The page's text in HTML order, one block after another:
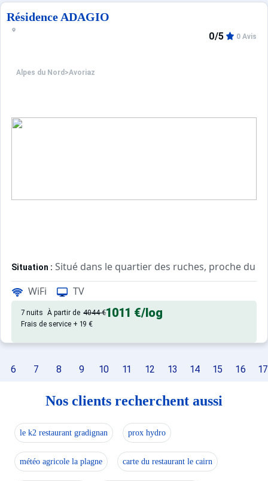
Résidence ADAGIO
Alpes du Nord >Avoriaz
0/5 0 Avis
Situation : Situé dans le quartier des ruches, proche du
Appartement de particulier :
WiFi TV
7 nuits À partir de 4044 €1011 €/log
Frais de service + 19 €
6 7 8 9 10 11 12 13 14 15 16 17
Nos clients recherchent aussi
le k2 restaurant gradignan prox hydro
météo agricole la plagne carte du restaurant le cairn